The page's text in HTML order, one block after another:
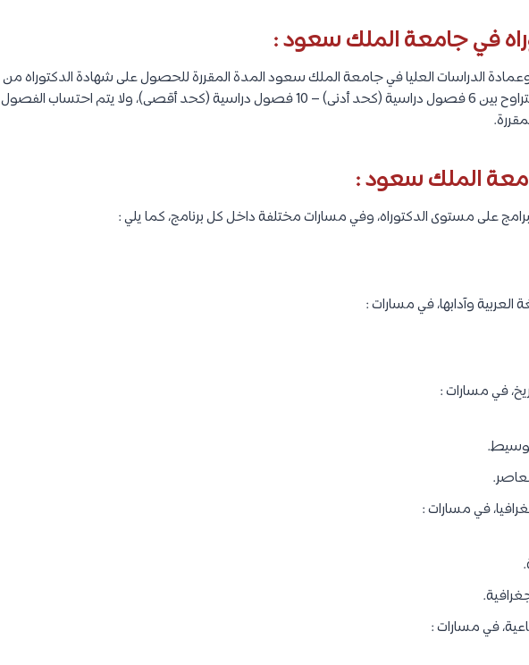
في جامعة الملك سعود :
الدراسات العليا في جامعة الملك سعود المدة المقررة للحصول على شهادة الدكتوراه من
جامعة الملك سعود، والتي تتراوح بين 6 فصول دراسية (كحد أدنى) – 10 فصول دراسية (كحد أقصى)، ولا يتم احتساب الفصول
الملك سعود :
على مستوى الدكتوراه، وفي مسارات مختلفة داخل كل برنامج، كما يلي :
العربية وآدابها، في مسارات :
في مسارات :
في مسارات :
في مسارات :